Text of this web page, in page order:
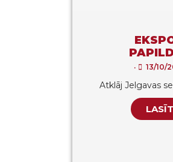
• 13/10/
Atklāj Jelgavas